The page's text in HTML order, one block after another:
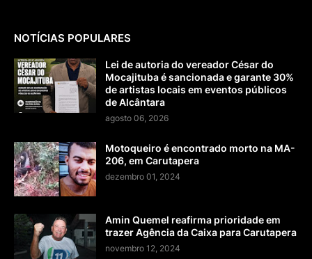
NOTÍCIAS POPULARES
Lei de autoria do vereador César do
Mocajituba é sancionada e garante 30%
de artistas locais em eventos públicos
de Alcântara
agosto 06, 2026
Motoqueiro é encontrado morto na MA-
206, em Carutapera
dezembro 01, 2024
Amin Quemel reafirma prioridade em
trazer Agência da Caixa para Carutapera
novembro 12, 2024